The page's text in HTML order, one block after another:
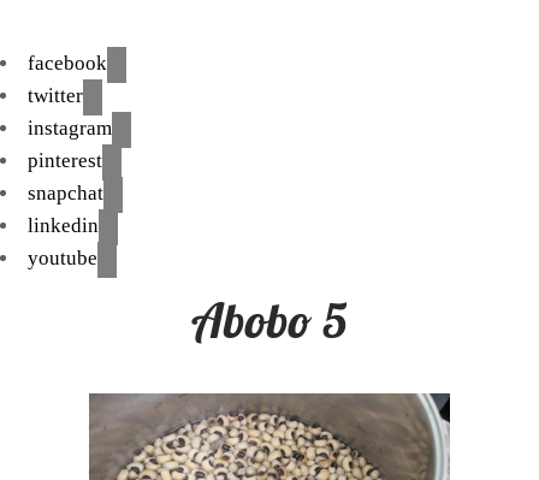
facebook
twitter
instagram
pinterest
snapchat
linkedin
youtube
Abobo 5